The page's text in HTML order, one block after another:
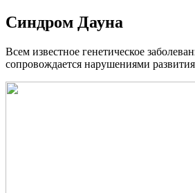
Синдром Дауна
Всем известное генетическое
сопровождается нарушениями